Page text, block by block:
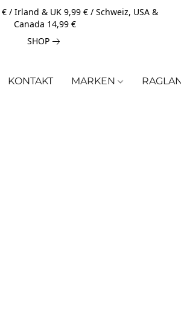
/ Irland & UK 9,99 € / Schweiz, USA &
Canada 14,99 €
SHOP
KONTAKT MARKEN